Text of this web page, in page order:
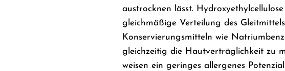
austrocknen lässt.
gleichmäßige Verteilung des
Konservierungsmitteln wie
gleichzeitig die Hautverträglichkeit zu
weisen ein geringes allergenes